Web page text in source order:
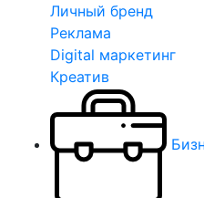
Личный бренд
Реклама
Digital маркетинг
Креатив